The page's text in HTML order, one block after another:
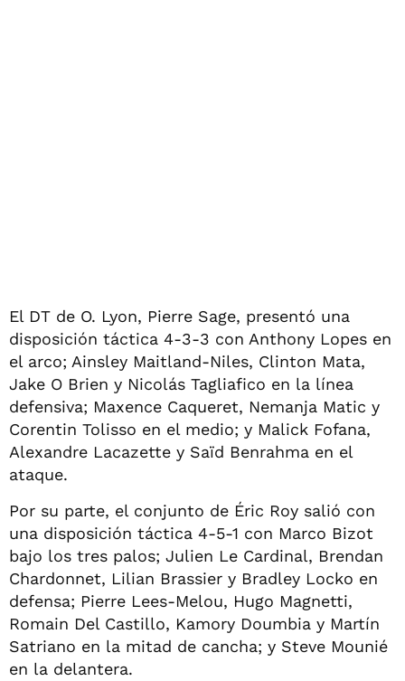
El DT de O. Lyon, Pierre Sage, presentó una
disposición táctica 4-3-3 con Anthony Lopes en
el arco; Ainsley Maitland-Niles, Clinton Mata,
Jake O Brien y Nicolás Tagliafico en la línea
defensiva; Maxence Caqueret, Nemanja Matic y
Corentin Tolisso en el medio; y Malick Fofana,
Alexandre Lacazette y Saïd Benrahma en el
ataque.
Por su parte, el conjunto de Éric Roy salió con
una disposición táctica 4-5-1 con Marco Bizot
bajo los tres palos; Julien Le Cardinal, Brendan
Chardonnet, Lilian Brassier y Bradley Locko en
defensa; Pierre Lees-Melou, Hugo Magnetti,
Romain Del Castillo, Kamory Doumbia y Martín
Satriano en la mitad de cancha; y Steve Mounié
en la delantera.